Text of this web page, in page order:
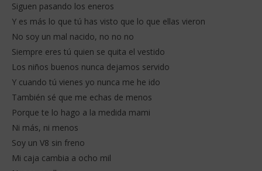
Siguen pasando los eneros
Y es más lo que tú has visto que lo que ellas vieron
No soy un mal nacido, no no no
Siempre eres tú quien se quita el vestido
Los niños buenos nunca dejamos servido
Y cuando tú vienes yo nunca me he ido
También sé que me echas de menos
Porque te lo hago a la medida mami
Ni más, ni menos
Soy un V8 sin freno
Mi caja cambia a ocho mil